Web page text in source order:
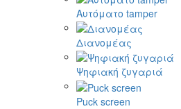
Αυτόματο tamper
Διανομέας
Ψηφιακή ζυγαριά
Puck screen